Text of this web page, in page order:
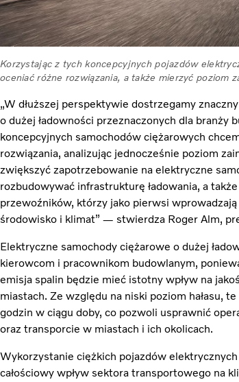
Korzystając z tych koncepcyjnych pojazdów
oceniać różne rozwiązania, a także mierzyć poziom
„W dłuższej perspektywie dostrzegamy
o dużej ładowności przeznaczonych dla
koncepcyjnych samochodów ciężarowych
rozwiązania, analizując jednocześnie poziom
zwiększyć zapotrzebowanie na elektryczne
rozbudowywać infrastrukturę ładowania, a
przewoźników, którzy jako pierwsi
środowisko i klimat” — stwierdza Roger Alm,
Elektryczne samochody ciężarowe o dużej
kierowcom i pracownikom budowlanym,
emisja spalin będzie mieć istotny wpływ na
miastach. Ze względu na niski poziom hałasu,
godzin w ciągu doby, co pozwoli usprawnić
oraz transporcie w miastach i ich okolicach.
Wykorzystanie ciężkich pojazdów
całościowy wpływ sektora transportowego na